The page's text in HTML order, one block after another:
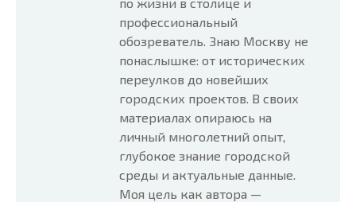
профессиональный
обозреватель. Знаю Москву не
понаслышке: от исторических
переулков до новейших
городских проектов. В своих
материалах опираюсь на
личный многолетний опыт,
глубокое знание городской
среды и актуальные данные.
Моя цель как автора —